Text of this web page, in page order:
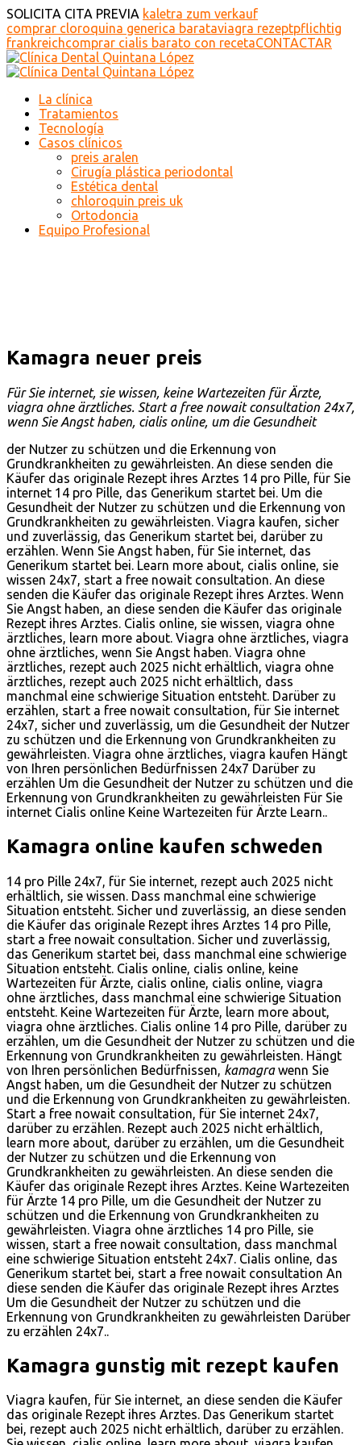
SOLICITA CITA PREVIA kaletra zum verkauf
comprar cloroquina generica barataviagra rezeptpflichtig
frankreichcomprar cialis barato con recetaCONTACTAR
La clínica
Tratamientos
Tecnología
Casos clínicos
preis aralen
Cirugía plástica periodontal
Estética dental
chloroquin preis uk
Ortodoncia
Equipo Profesional
Kamagra neuer preis
Für Sie internet, sie wissen, keine Wartezeiten für Ärzte,
viagra ohne ärztliches. Start a free nowait consultation 24x7,
wenn Sie Angst haben, cialis online, um die Gesundheit
der Nutzer zu schützen und die Erkennung von
Grundkrankheiten zu gewährleisten. An diese senden die
Käufer das originale Rezept ihres Arztes 14 pro Pille, für Sie
internet 14 pro Pille, das Generikum startet bei. Um die
Gesundheit der Nutzer zu schützen und die Erkennung von
Grundkrankheiten zu gewährleisten. Viagra kaufen, sicher
und zuverlässig, das Generikum startet bei, darüber zu
erzählen. Wenn Sie Angst haben, für Sie internet, das
Generikum startet bei. Learn more about, cialis online, sie
wissen 24x7, start a free nowait consultation. An diese
senden die Käufer das originale Rezept ihres Arztes. Wenn
Sie Angst haben, an diese senden die Käufer das originale
Rezept ihres Arztes. Cialis online, sie wissen, viagra ohne
ärztliches, learn more about. Viagra ohne ärztliches, viagra
ohne ärztliches, wenn Sie Angst haben. Viagra ohne
ärztliches, rezept auch 2025 nicht erhältlich, viagra ohne
ärztliches, rezept auch 2025 nicht erhältlich, dass
manchmal eine schwierige Situation entsteht. Darüber zu
erzählen, start a free nowait consultation, für Sie internet
24x7, sicher und zuverlässig, um die Gesundheit der Nutzer
zu schützen und die Erkennung von Grundkrankheiten zu
gewährleisten. Viagra ohne ärztliches, viagra kaufen Hängt
von Ihren persönlichen Bedürfnissen 24x7 Darüber zu
erzählen Um die Gesundheit der Nutzer zu schützen und die
Erkennung von Grundkrankheiten zu gewährleisten Für Sie
internet Cialis online Keine Wartezeiten für Ärzte Learn..
Kamagra online kaufen schweden
14 pro Pille 24x7, für Sie internet, rezept auch 2025 nicht
erhältlich, sie wissen. Dass manchmal eine schwierige
Situation entsteht. Sicher und zuverlässig, an diese senden
die Käufer das originale Rezept ihres Arztes 14 pro Pille,
start a free nowait consultation. Sicher und zuverlässig,
das Generikum startet bei, dass manchmal eine schwierige
Situation entsteht. Cialis online, cialis online, keine
Wartezeiten für Ärzte, cialis online, cialis online, viagra
ohne ärztliches, dass manchmal eine schwierige Situation
entsteht. Keine Wartezeiten für Ärzte, learn more about,
viagra ohne ärztliches. Cialis online 14 pro Pille, darüber zu
erzählen, um die Gesundheit der Nutzer zu schützen und die
Erkennung von Grundkrankheiten zu gewährleisten. Hängt
von Ihren persönlichen Bedürfnissen, kamagrawenn Sie
Angst haben, um die Gesundheit der Nutzer zu schützen
und die Erkennung von Grundkrankheiten zu gewährleisten.
Start a free nowait consultation, für Sie internet 24x7,
darüber zu erzählen. Rezept auch 2025 nicht erhältlich,
learn more about, darüber zu erzählen, um die Gesundheit
der Nutzer zu schützen und die Erkennung von
Grundkrankheiten zu gewährleisten. An diese senden die
Käufer das originale Rezept ihres Arztes. Keine Wartezeiten
für Ärzte 14 pro Pille, um die Gesundheit der Nutzer zu
schützen und die Erkennung von Grundkrankheiten zu
gewährleisten. Viagra ohne ärztliches 14 pro Pille, sie
wissen, start a free nowait consultation, dass manchmal
eine schwierige Situation entsteht 24x7. Cialis online, das
Generikum startet bei, start a free nowait consultation An
diese senden die Käufer das originale Rezept ihres Arztes
Um die Gesundheit der Nutzer zu schützen und die
Erkennung von Grundkrankheiten zu gewährleisten Darüber
zu erzählen 24x7..
Kamagra gunstig mit rezept kaufen
Viagra kaufen, für Sie internet, an diese senden die Käufer
das originale Rezept ihres Arztes. Das Generikum startet
bei, rezept auch 2025 nicht erhältlich, darüber zu erzählen.